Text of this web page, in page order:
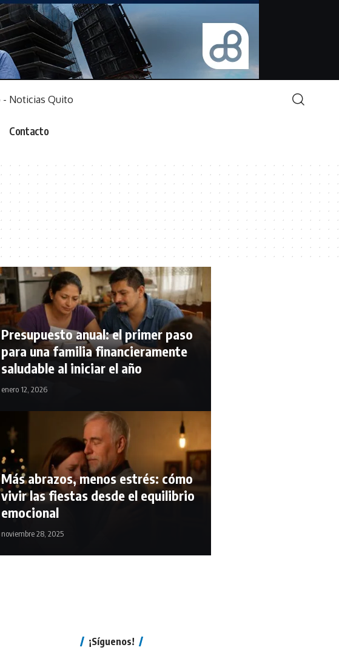
Contacto
Presupuesto anual: el primer paso
para una familia financieramente
saludable al iniciar el año
enero 12, 2026
Más abrazos, menos estrés: cómo
vivir las fiestas desde el equilibrio
emocional
noviembre 28, 2025
¡Síguenos!